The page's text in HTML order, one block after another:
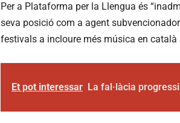
Per a Plataforma per la Llengua és
seva posició com a agent
festivals a incloure més música en català
Et pot interessar La fal·làcia